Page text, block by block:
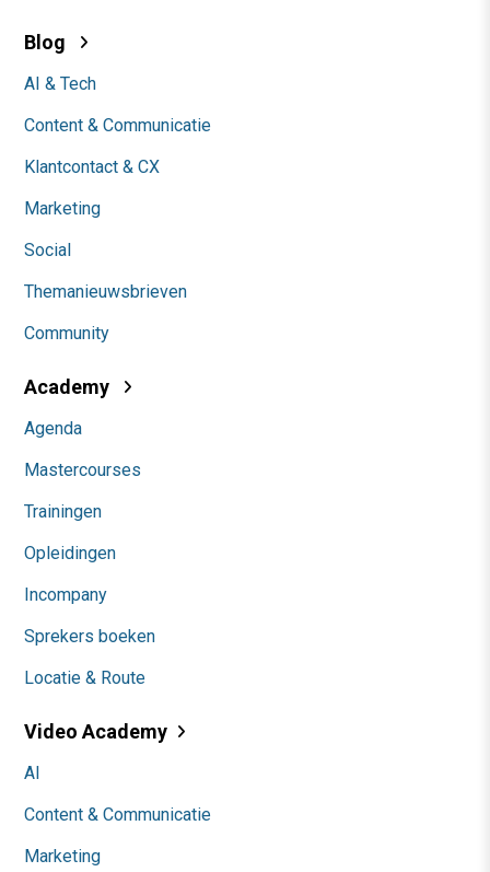
Blog
AI & Tech
Content & Communicatie
Klantcontact & CX
Marketing
Social
Themanieuwsbrieven
Community
Academy
Agenda
Mastercourses
Trainingen
Opleidingen
Incompany
Sprekers boeken
Locatie & Route
Video Academy
AI
Content & Communicatie
Marketing